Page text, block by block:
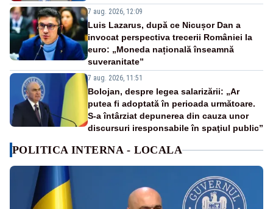
7 aug. 2026, 12:09
Luis Lazarus, după ce Nicușor Dan a
invocat perspectiva trecerii României la
euro: „Moneda națională înseamnă
suveranitate”
7 aug. 2026, 11:51
Bolojan, despre legea salarizării: „Ar
putea fi adoptată în perioada următoare.
S-a întârziat depunerea din cauza unor
discursuri iresponsabile în spaţiul public”
POLITICA INTERNA - LOCALA